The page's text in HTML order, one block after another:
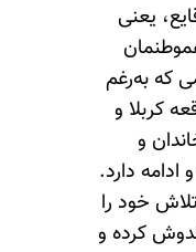
یعنی
که به‌رغم
از واقعه کربلا و
و
دارد.
خود را
کرده و